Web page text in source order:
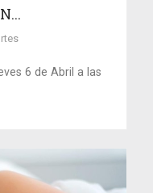
6 de Abril a las